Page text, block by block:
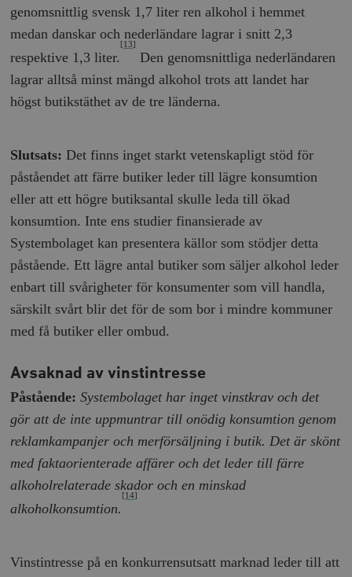
genomsnittlig svensk 1,7 liter ren alkohol i hemmet
medan danskar och nederländare lagrar i snitt 2,3
respektive 1,3 liter.
[13]
Den genomsnittliga nederländaren
lagrar alltså minst mängd alkohol trots att landet har
högst butikstäthet av de tre länderna.
Slutsats:Det finns inget starkt vetenskapligt stöd för
påståendet att färre butiker leder till lägre konsumtion
eller att ett högre butiksantal skulle leda till ökad
konsumtion. Inte ens studier finansierade av
Systembolaget kan presentera källor som stödjer detta
påstående. Ett lägre antal butiker som säljer alkohol leder
enbart till svårigheter för konsumenter som vill handla,
särskilt svårt blir det för de som bor i mindre kommuner
med få butiker eller ombud.
Avsaknad av vinstintresse
Påstående: Systembolaget har inget vinstkrav och det
gör att de inte uppmuntrar till onödig konsumtion genom
reklamkampanjer och merförsäljning i butik. Det är skönt
med faktaorienterade affärer och det leder till färre
alkoholrelaterade skador och en minskad
alkoholkonsumtion.
[14]
Vinstintresse på en konkurrensutsatt marknad leder till att